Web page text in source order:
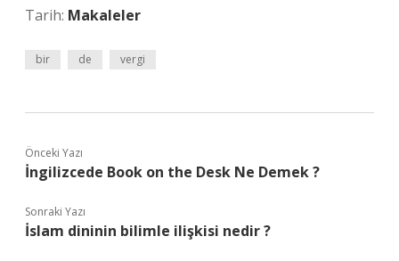
Tarih: Makaleler
bir de vergi
Önceki Yazı
İngilizcede Book on the Desk Ne Demek ?
Sonraki Yazı
İslam dininin bilimle ilişkisi nedir ?